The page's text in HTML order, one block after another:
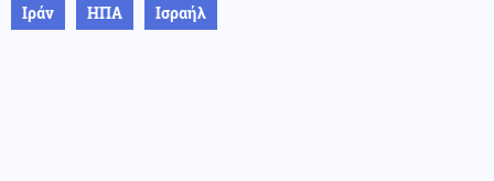
Ιράν ΗΠΑ Ισραήλ